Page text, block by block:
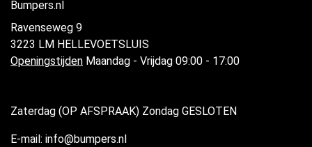
Bumpers.nl
Ravenseweg 9
3223 LM HELLEVOETSLUIS
Openingstijden Maandag - Vrijdag 09:00 - 17:00
Zaterdag (OP AFSPRAAK) Zondag GESLOTEN
E-mail: info@bumpers.nl